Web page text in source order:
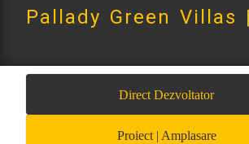
Pallady Green Villas
Direct Dezvoltator
Proiect | Amplasare